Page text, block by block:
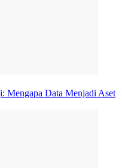
Mengapa Data Menjadi Aset